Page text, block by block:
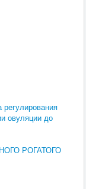
овуляции до
РОГАТОГО